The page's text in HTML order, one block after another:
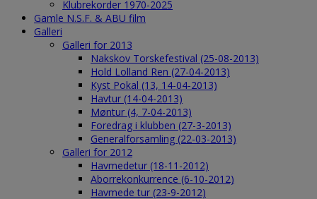
Klubrekorder 1970-2025
Gamle N.S.F. & ABU film
Galleri
Galleri for 2013
Nakskov Torskefestival (25-08-2013)
Hold Lolland Ren (27-04-2013)
Kyst Pokal (13, 14-04-2013)
Havtur (14-04-2013)
Møntur (4, 7-04-2013)
Foredrag i klubben (27-3-2013)
Generalforsamling (22-03-2013)
Galleri for 2012
Havmedetur (18-11-2012)
Aborrekonkurrence (6-10-2012)
Havmede tur (23-9-2012)